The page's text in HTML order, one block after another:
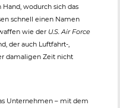
wodurch sich das
schnell einen Namen
wie der U.S. Air Force
der auch Luftfahrt-,
damaligen Zeit nicht
Unternehmen – mit dem